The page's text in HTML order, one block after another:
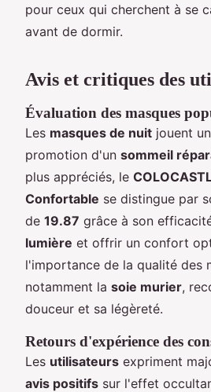
pour ceux qui cherchent à se
avant de dormir.
Avis et critiques des
Évaluation des masques
Les masques de nuit jouent
promotion d'un sommeil
plus appréciés, le
Confortable se distingue par
de 19.87 grâce à son
lumière et offrir un confort
l'importance de la qualité des
notamment la soie murier,
douceur et sa légèreté.
Retours d'expérience des
Les utilisateurs expriment
avis positifs sur l'effet